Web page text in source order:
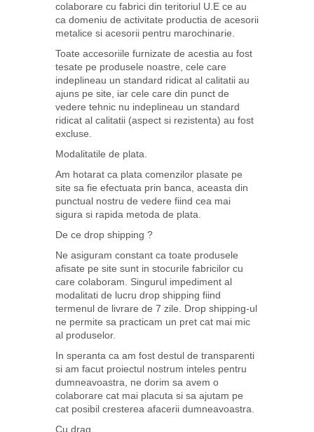
colaborare cu fabrici din teritoriul U.E ce au
ca domeniu de activitate productia de acesorii
metalice si acesorii pentru marochinarie.
Toate accesoriile furnizate de acestia au fost
tesate pe produsele noastre, cele care
indeplineau un standard ridicat al calitatii au
ajuns pe site, iar cele care din punct de
vedere tehnic nu indeplineau un standard
ridicat al calitatii (aspect si rezistenta) au fost
excluse.
Modalitatile de plata.
Am hotarat ca plata comenzilor plasate pe
site sa fie efectuata prin banca, aceasta din
punctual nostru de vedere fiind cea mai
sigura si rapida metoda de plata.
De ce drop shipping ?
Ne asiguram constant ca toate produsele
afisate pe site sunt in stocurile fabricilor cu
care colaboram. Singurul impediment al
modalitati de lucru drop shipping fiind
termenul de livrare de 7 zile. Drop shipping-ul
ne permite sa practicam un pret cat mai mic
al produselor.
In speranta ca am fost destul de transparenti
si am facut proiectul nostrum inteles pentru
dumneavoastra, ne dorim sa avem o
colaborare cat mai placuta si sa ajutam pe
cat posibil cresterea afacerii dumneavoastra.
Cu drag,